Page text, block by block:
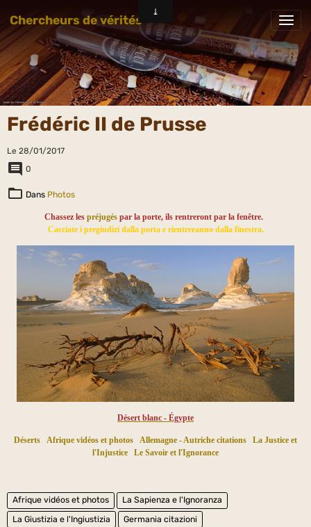
Chercheurs de vérités
Frédéric II de Prusse
Le 28/01/2017
0
Dans Photos
Chassez les préjugéspar la porte, ils rentreront par la fenêtre.
Cacciate i pregiudizi dalla porta e rientreranno dalla finestra.
Désert blanc - Égypte
Déserts Afrique vidéos et photos Allemagne - Autriche citations
La Justice et
l'Injustice
Le Savoir et l'Ignorance
Afrique vidéos et photos
La Sapienza e l'Ignoranza
La Giustizia e l'Ingiustizia
Germania citazioni